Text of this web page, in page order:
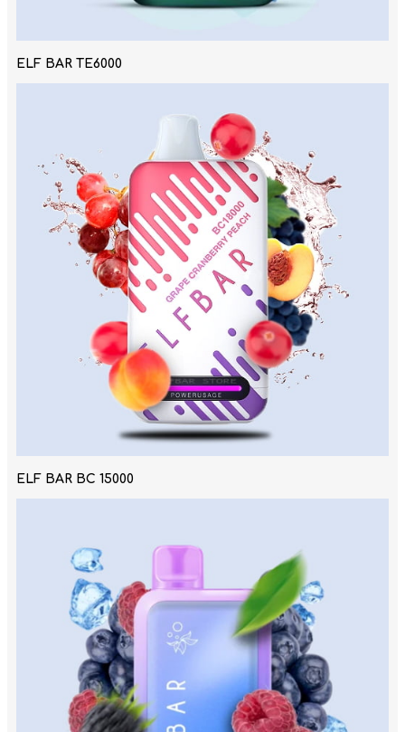
ELF BAR TE6000
ELF BAR BC 15000